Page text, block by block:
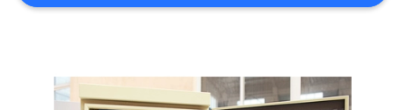
DEMANDEZ
CITATION